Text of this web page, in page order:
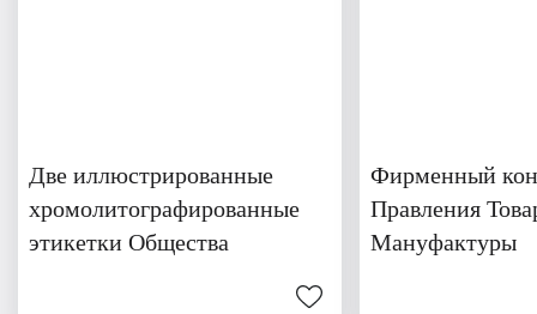
Две иллюстрированные
хромолитографированные
этикетки Общества
Фирменный
Правления
Мануфактуры